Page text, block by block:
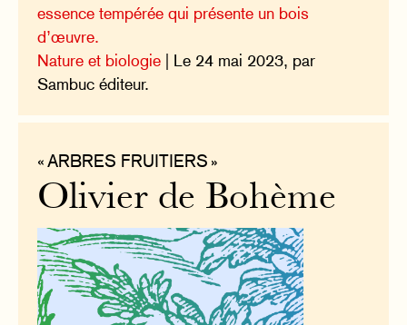
essence tempérée qui présente un bois
d’œuvre.
Nature et biologie | Le 24 mai 2023, par
Sambuc éditeur.
« ARBRES FRUITIERS »
Olivier de Bohème